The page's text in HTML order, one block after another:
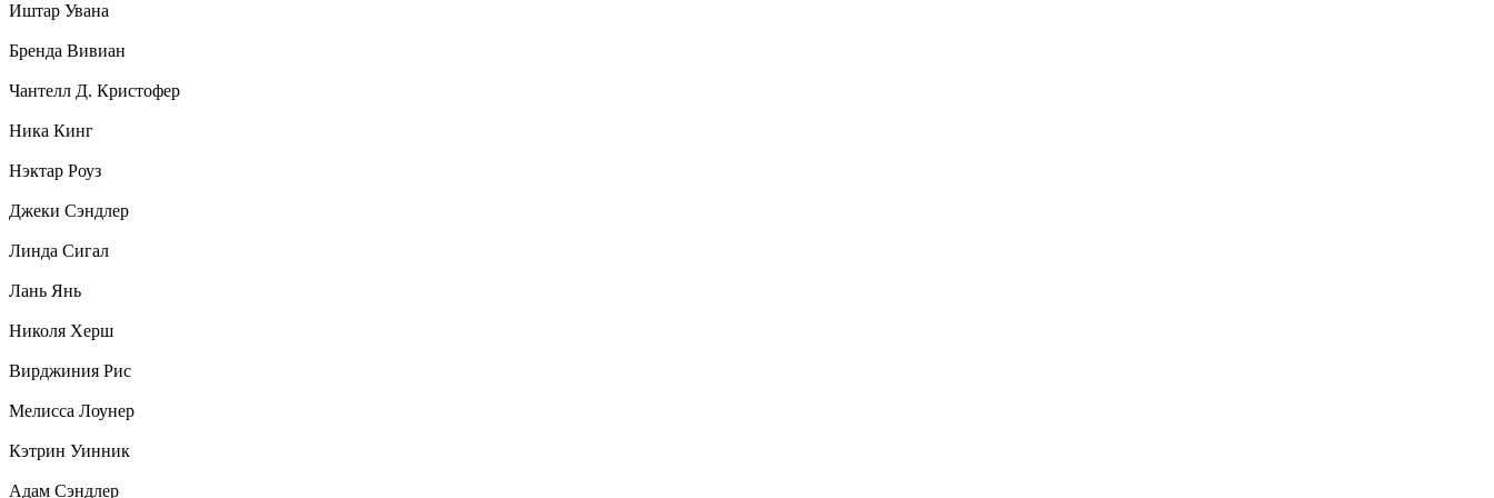
Иштар Увана
Бренда Вивиан
Чантелл Д. Кристофер
Ника Кинг
Нэктар Роуз
Джеки Сэндлер
Линда Сигал
Лань Янь
Николя Херш
Вирджиния Рис
Мелисса Лоунер
Кэтрин Уинник
Адам Сэндлер